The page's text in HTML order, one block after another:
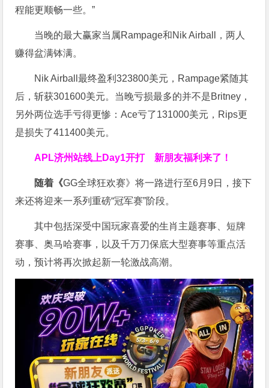
程能更顺畅一些。”
当晚的最大赢家当属Rampage和Nik Airball，两人
赚得盆满钵满。
Nik Airball最终盈利323800美元，Rampage紧随其
后，斩获301600美元。当晚亏损最多的并不是Britney，
另外两位选手亏得更惨：Ace亏了131000美元，Rips更
是损失了411400美元。
APL济州站线上Day1开打 新朋友福利来了！
随着《GG全球狂欢赛》将一路进行至6月9日，接下
来还将迎来一系列重磅“冠军赛”阶段。
其中包括深受中国玩家喜爱的生肖主题赛事、短牌
赛事、奥马哈赛事，以及千万刀保底大型赛事等重点活
动，预计将再次掀起新一轮激战高潮。